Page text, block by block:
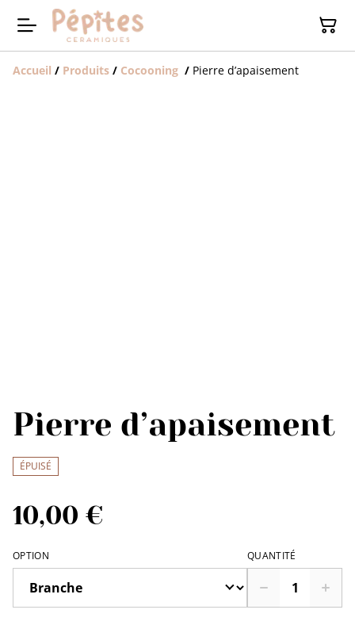
Accueil / Produits / Cocooning / Pierre d’apaisement
Pierre d’apaisement
ÉPUISÉ
10,00 €
OPTION QUANTITÉ